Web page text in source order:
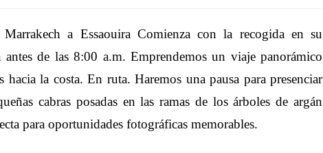
a Essaouira Comienza con la recogida en su
antes de las 8:00 a.m. Emprendemos un viaje panorámico
hacia la costa. En ruta. Haremos una pausa para presenciar
cabras posadas en las ramas de los árboles de argán
para oportunidades fotográficas memorables.